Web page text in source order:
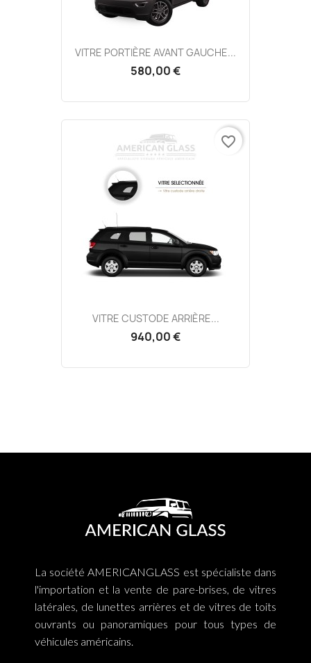
VITRE PORTIÈRE AVANT GAUCHE...
580,00 €
VITRE CUSTODE ARRIÈRE...
940,00 €
favorite_border
La société AMERICANGLASS est spécialiste dans
l'importation et la vente de pare-brises, de vitres
latérales, de lunettes arrières et de vitres de toits
ouvrants ou panoramiques pour tous types de
véhicules américains.